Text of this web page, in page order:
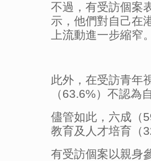
不過，有受訪個案
示，他們對自己在
上流動進一步縮窄。
此外，在受訪青年
（63.6%）不認為
儘管如此，六成（
教育及人才培育（
有受訪個案以親身